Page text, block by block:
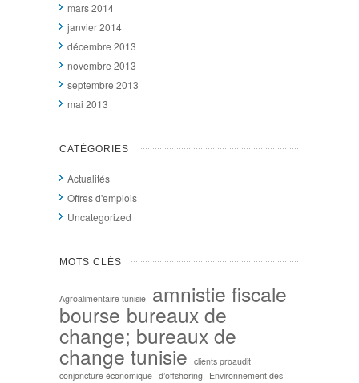
mars 2014
janvier 2014
décembre 2013
novembre 2013
septembre 2013
mai 2013
CATÉGORIES
Actualités
Offres d'emplois
Uncategorized
MOTS CLÉS
Agroalimentaire tunisie amnistie fiscale
bourse bureaux de
change; bureaux de
change tunisie clients proaudit
conjoncture économique d’offshoring Environnement des